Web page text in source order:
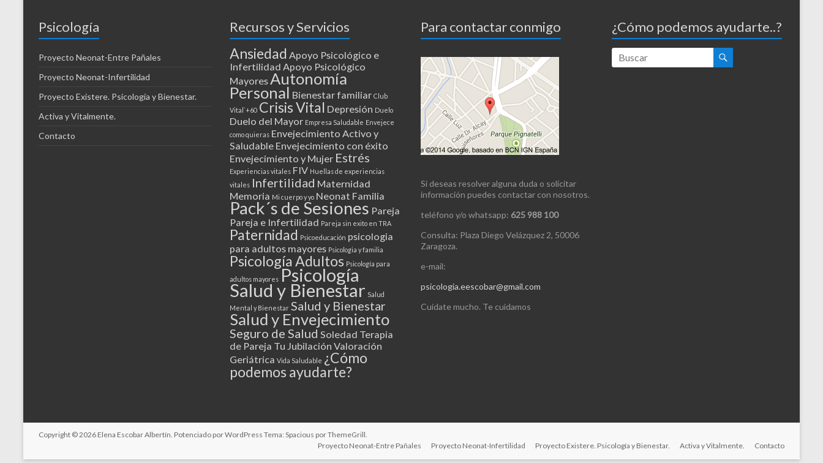
Psicología
Proyecto Neonat-Entre Pañales
Proyecto Neonat-Infertilidad
Proyecto Existere. Psicología y Bienestar.
Activa y Vitalmente.
Contacto
Recursos y Servicios
Ansiedad Apoyo Psicológico e
Infertilidad Apoyo Psicológico
Mayores Autonomía
Personal Bienestar familiar Club
Vital`+60 Crisis Vital Depresión Duelo
Duelo del Mayor Empresa Saludable Envejece
como quieras Envejecimiento Activo y
Saludable Envejecimiento con éxito
Envejecimiento y Mujer Estrés
Experiencias vitales FIV Huellas de experiencias
vitales Infertilidad Maternidad
Memoria Mi cuerpo y yo Neonat Familia
Pack´s de Sesiones Pareja
Pareja e Infertilidad Pareja sin exito en TRA
Paternidad Psicoeducación psicologia
para adultos mayores Psicologia y familia
Psicología Adultos Psicología para
adultos mayores Psicología
Salud y Bienestar Salud
Mental y Bienestar Salud y Bienestar
Salud y Envejecimiento
Seguro de Salud Soledad Terapia
de Pareja Tu Jubilación Valoración
Geriátrica Vida Saludable ¿Cómo
podemos ayudarte?
Para contactar conmigo
Si deseas resolver alguna duda o solicitar
información puedes contactar con nosotros.
teléfono y/o whatsapp: 625 988 100
Consulta: Plaza Diego Velázquez 2, 50006
Zaragoza.
e-mail:
psicologia.eescobar@gmail.com
Cuídate mucho. Te cuidamos
¿Cómo podemos ayudarte..?
Copyright © 2026 Elena Escobar Albertín . Potenciado porWordPress Tema: Spacious porThemeGrill
Proyecto Neonat-Entre Pañales
Proyecto Neonat-Infertilidad Proyecto Existere. Psicología y Bienestar. Activa y Vitalmente. Contacto